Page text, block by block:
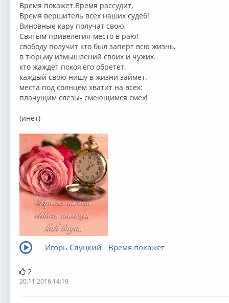
⁣Время покажет.Время рассудит,
Время вершитель всех наших судеб!
Виновные кару получат свою,
Святым привелегия-место в раю!
свободу получит кто был заперт всю жизнь,
в тюрьму измышлений своих и чужих.
кто жаждет покоя,его обретет.
каждый свою нишу в жизни займет.
места под солнцем хватит на всех:
плачущим слезы- смеющимся смех!
(инет)
Игорь Слуцкий - Время покажет
2
20.11.2016 14:19